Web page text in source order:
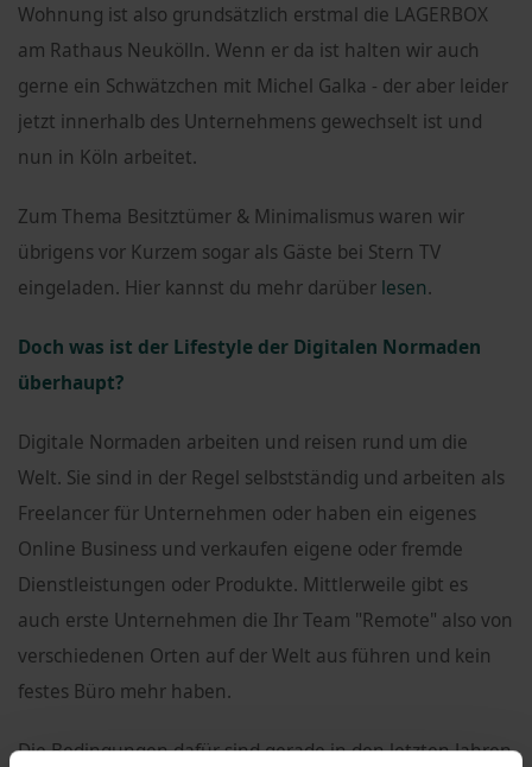
Wohnung ist also grundsätzlich erstmal die LAGERBOX
am Rathaus Neukölln. Wenn er da ist halten wir auch
gerne ein Schwätzchen mit Michel Galka - der aber leider
jetzt innerhalb des Unternehmens gewechselt ist und
nun in Köln arbeitet.
Zum Thema Besitztümer & Minimalismus waren wir
übrigens vor Kurzem sogar als Gäste bei Stern TV
eingeladen. Hier kannst du mehr darüber lesen.
Doch was ist der Lifestyle der Digitalen Normaden
überhaupt?
Digitale Normaden arbeiten und reisen rund um die
Welt. Sie sind in der Regel selbstständig und arbeiten als
Freelancer für Unternehmen oder haben ein eigenes
Online Business und verkaufen eigene oder fremde
Dienstleistungen oder Produkte. Mittlerweile gibt es
auch erste Unternehmen die Ihr Team "Remote" also von
verschiedenen Orten auf der Welt aus führen und kein
festes Büro mehr haben.
Die Bedingungen dafür sind gerade in den letzten Jahren